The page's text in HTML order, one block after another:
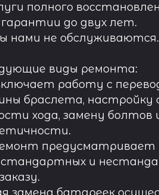
полного
до двух лет.
нами не обслуживаются.
виды ремонта:
работу с
браслета,
хода, замену болтов
предусматривает
и